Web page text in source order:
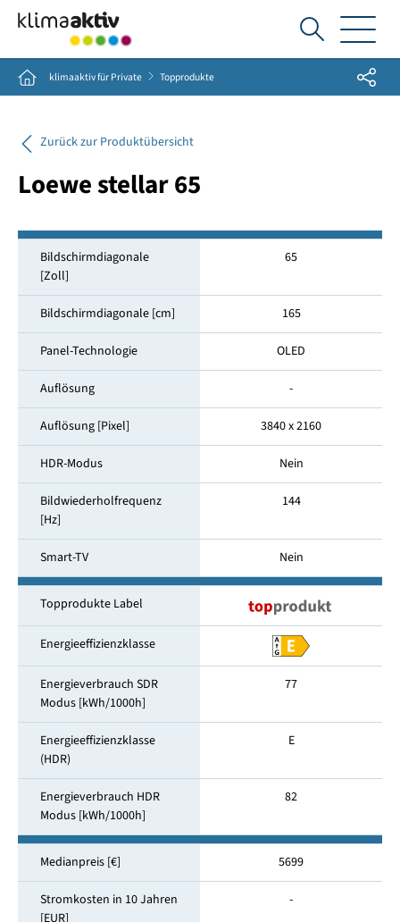
Ich
suche...
Home klimaaktiv für Private Topprodukte Share
Zurück zur Produktübersicht
Loewe stellar 65
Bildschirmdiagonale
[Zoll]
65
Bildschirmdiagonale [cm] 165
Panel-Technologie OLED
Auflösung -
Auflösung [Pixel] 3840 x 2160
HDR-Modus Nein
Bildwiederholfrequenz
[Hz]
144
Smart-TV Nein
Topprodukte Label
Energieeffizienzklasse
Energieverbrauch SDR
Modus [kWh/1000h]
77
Energieeffizienzklasse
(HDR)
E
Energieverbrauch HDR
Modus [kWh/1000h]
82
Medianpreis [€] 5699
Stromkosten in 10 Jahren
-